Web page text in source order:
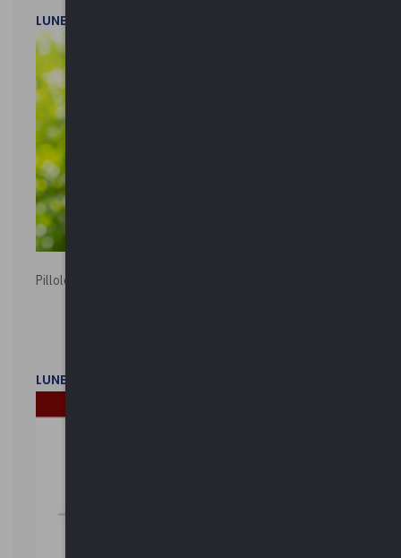
LUNEDì 20 LUGLIO 2026
Pillole ambientali | 2026
LUNEDì 2 FEBBRAIO 2026